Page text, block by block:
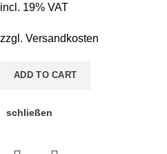
incl. 19% VAT
zzgl. Versandkosten
ADD TO CART
schließen